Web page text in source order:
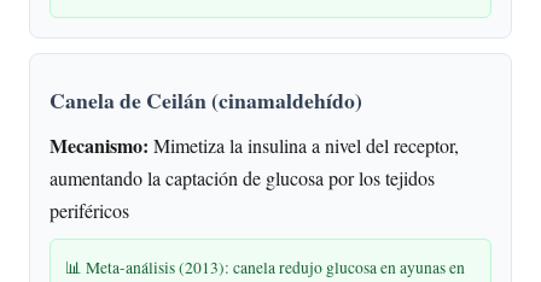
Canela de Ceilán (cinamaldehído)
Mecanismo: Mimetiza la insulina a nivel del receptor,
aumentando la captación de glucosa por los tejidos
periféricos
📊 Meta-análisis (2013): canela redujo glucosa en ayunas en